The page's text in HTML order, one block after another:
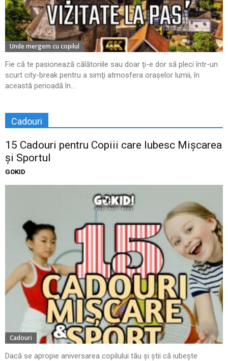
Unde mergem cu copilul
Fie că te pasionează călătoriile sau doar ţi-e dor să pleci într-un
scurt city-break pentru a simţi atmosfera oraşelor lumii, în
această perioadă în...
Cadouri
15 Cadouri pentru Copiii care Iubesc Mișcarea
și Sportul
GOKID
Cadouri
Dacă se apropie aniversarea copilului tău și știi că iubește